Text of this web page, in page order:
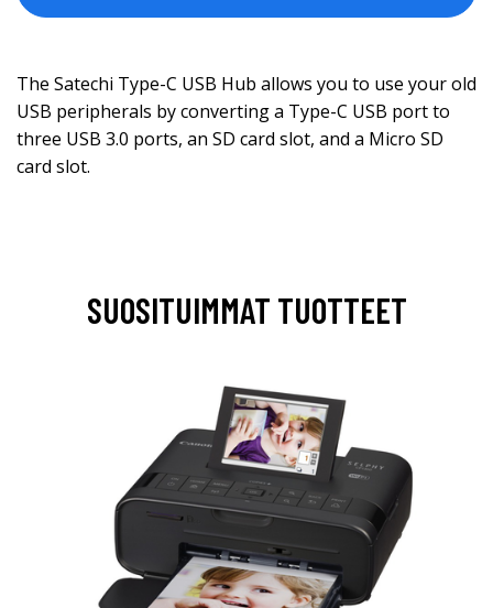
The Satechi Type-C USB Hub allows you to use your old
USB peripherals by converting a Type-C USB port to
three USB 3.0 ports, an SD card slot, and a Micro SD
card slot.
SUOSITUIMMAT TUOTTEET